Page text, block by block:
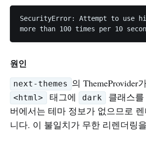
SecurityError: Attempt to use
원인
next-themes 의 ThemeProvider
<html> 태그에 dark
클래스
버에서는 테마 정보가 없으므로
니다. 이 불일치가 무한 리렌더링